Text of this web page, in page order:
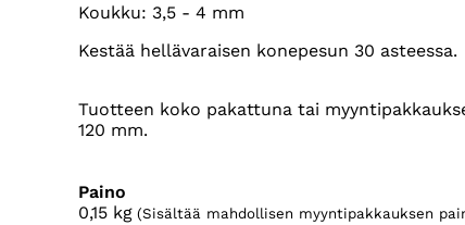
Koukku: 3,5 - 4 mm
Kestää hellävaraisen konepesun 30 asteessa.
Tuotteen koko pakattuna tai
120 mm.
Paino
0,15 kg (Sisältää mahdollisen myyntipakkauksen